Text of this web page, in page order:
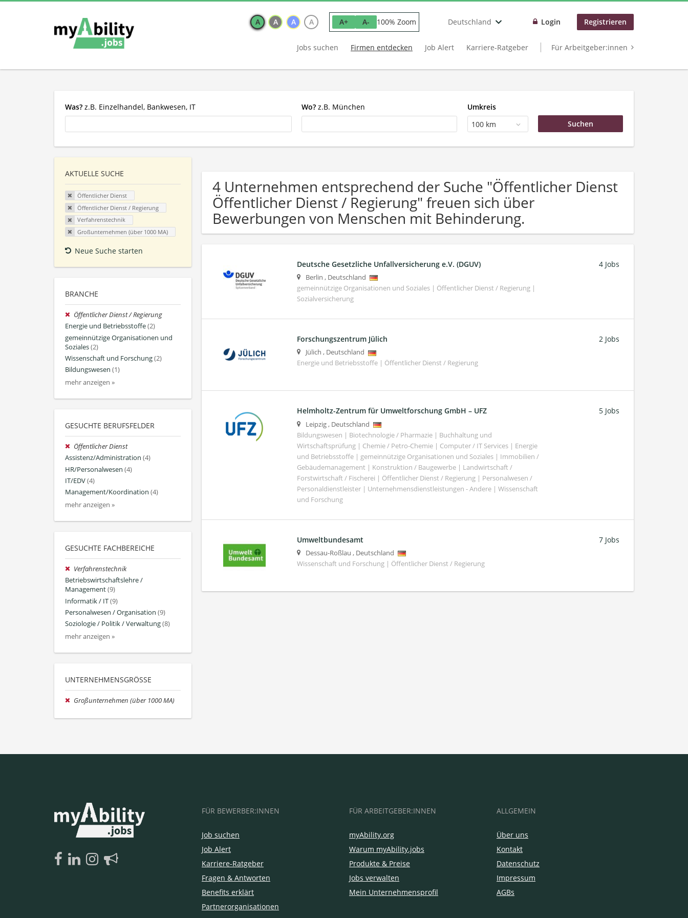
A A A A A+ A- 100% Zoom Deutschland Login Registrieren
Jobs suchen Firmen entdecken Job Alert Karriere-Ratgeber Für Arbeitgeber:innen
Was? z.B. Einzelhandel, Bankwesen, IT Wo? z.B. München
Umkreis
100 km
AKTUELLE SUCHE
Öffentlicher Dienst
Öffentlicher Dienst / Regierung
Verfahrenstechnik
Großunternehmen (über 1000 MA)
Neue Suche starten
BRANCHE
Öffentlicher Dienst / Regierung
Energie und Betriebsstoffe(2)
gemeinnützige Organisationen und
Soziales(2)
Wissenschaft und Forschung(2)
Bildungswesen (1)
mehr anzeigen »
GESUCHTE BERUFSFELDER
Öffentlicher Dienst
Assistenz/Administration (4)
HR/Personalwesen (4)
IT/EDV(4)
Management/Koordination (4)
mehr anzeigen »
GESUCHTE FACHBEREICHE
Verfahrenstechnik
Betriebswirtschaftslehre /
Management(9)
Informatik / IT(9)
Personalwesen / Organisation (9)
Soziologie / Politik / Verwaltung(8)
mehr anzeigen »
UNTERNEHMENSGRÖSSE
Großunternehmen (über 1000 MA)
4 Unternehmen entsprechend der Suche "Öffentlicher Dienst
Öffentlicher Dienst / Regierung" freuen sich über
Bewerbungen von Menschen mit Behinderung.
Deutsche Gesetzliche Unfallversicherung e.V. (DGUV)
Berlin , Deutschland
gemeinnützige Organisationen und Soziales | Öffentlicher Dienst / Regierung |
Sozialversicherung
4 Jobs
Forschungszentrum Jülich
Jülich , Deutschland
Energie und Betriebsstoffe | Öffentlicher Dienst / Regierung
2 Jobs
Helmholtz-Zentrum für Umweltforschung GmbH – UFZ
Leipzig, Deutschland
Bildungswesen | Biotechnologie / Pharmazie | Buchhaltung und
Wirtschaftsprüfung | Chemie / Petro-Chemie | Computer / IT Services | Energie
und Betriebsstoffe | gemeinnützige Organisationen und Soziales | Immobilien /
Gebäudemanagement | Konstruktion / Baugewerbe | Landwirtschaft /
Forstwirtschaft / Fischerei | Öffentlicher Dienst / Regierung | Personalwesen /
Personaldienstleister | Unternehmensdienstleistungen - Andere | Wissenschaft
und Forschung
5 Jobs
Umweltbundesamt
Dessau-Roßlau , Deutschland
Wissenschaft und Forschung | Öffentlicher Dienst / Regierung
7 Jobs
FÜR BEWERBER:INNEN
Job suchen
Job Alert
Karriere-Ratgeber
Fragen & Antworten
Benefits erklärt
Partnerorganisationen
FÜR ARBEITGEBER:INNEN
myAbility.org
Warum myAbility.jobs
Produkte & Preise
Jobs verwalten
Mein Unternehmensprofil
ALLGEMEIN
Über uns
Kontakt
Datenschutz
Impressum
AGBs